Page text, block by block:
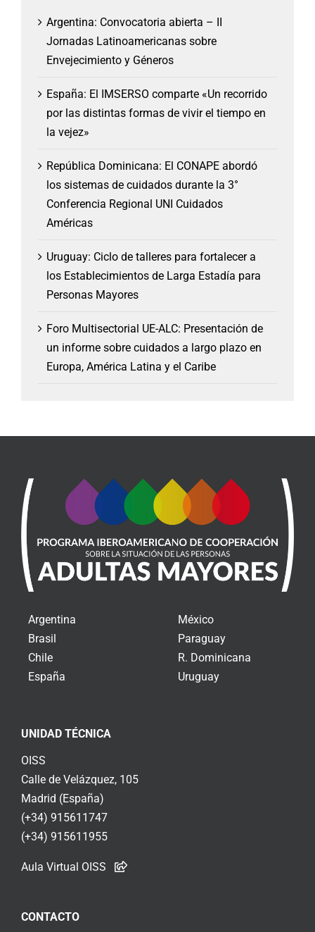
Argentina: Convocatoria abierta – II
Jornadas Latinoamericanas sobre
Envejecimiento y Géneros
España: El IMSERSO comparte «Un recorrido
por las distintas formas de vivir el tiempo en
la vejez»
República Dominicana: El CONAPE abordó
los sistemas de cuidados durante la 3°
Conferencia Regional UNI Cuidados
Américas
Uruguay: Ciclo de talleres para fortalecer a
los Establecimientos de Larga Estadía para
Personas Mayores
Foro Multisectorial UE-ALC: Presentación de
un informe sobre cuidados a largo plazo en
Europa, América Latina y el Caribe
Argentina
Brasil
Chile
España
México
Paraguay
R. Dominicana
Uruguay
UNIDAD TÉCNICA
OISS
Calle de Velázquez, 105
Madrid (España)
(+34) 915611747
(+34) 915611955
Aula Virtual OISS
CONTACTO